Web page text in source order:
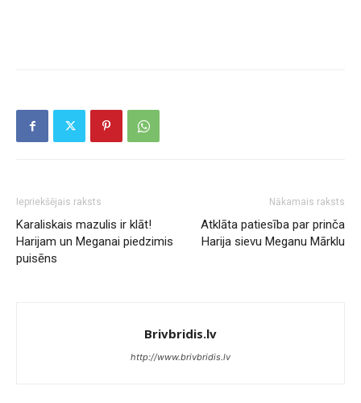
Iepriekšējais raksts
Karaliskais mazulis ir klāt!
Harijam un Meganai piedzimis
puisēns
Nākamais raksts
Atklāta patiesība par prinča
Harija sievu Meganu Mārklu
Brivbridis.lv
http://www.brivbridis.lv